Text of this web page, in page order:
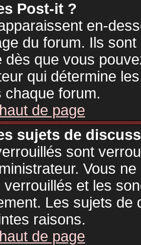
Post-it ?
en-
du forum. Ils
dès que vous
qui détermine
chaque forum.
de page
sujets de
sont
Vous
et les
Les sujets
raisons.
de page